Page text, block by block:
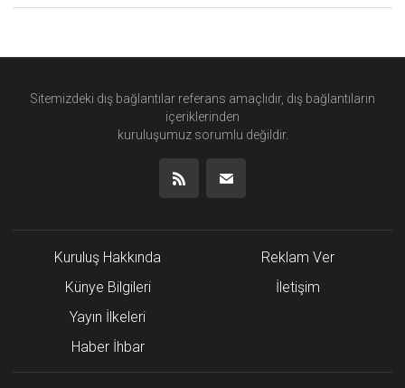
Sitemizdeki dış bağlantılar referans amaçlıdır, dış bağlantıların
içeriklerinden
kuruluşumuz sorumlu değildir.
Kuruluş Hakkında
Künye Bilgileri
Yayın İlkeleri
Haber İhbar
Reklam Ver
İletişim